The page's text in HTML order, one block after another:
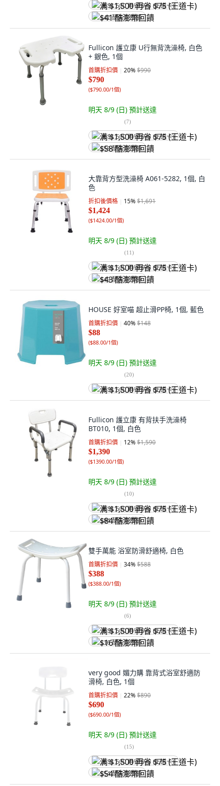
满 $1,500 再省 $75 (王道卡)
$41 酷澎幣回饋
Fullicon 護立康 U行無背洗澡椅, 白色
+ 銀色, 1個
首購折扣價 20%$990
$790
($790.00/1個)
明天 8/9 (日) 預計送達
(7)
满 $1,500 再省 $75 (王道卡)
$58 酷澎幣回饋
大靠背方型洗澡椅 A061-5282, 1個, 白
色
折扣後價格 15%$1,691
$1,424
($1424.00/1個)
明天 8/9 (日) 預計送達
(11)
满 $1,500 再省 $75 (王道卡)
$43 酷澎幣回饋
HOUSE 好室喵 超止滑PP椅, 1個, 藍色
首購折扣價 40%$148
$88
($88.00/1個)
明天 8/9 (日) 預計送達
(20)
满 $1,500 再省 $75 (王道卡)
Fullicon 護立康 有背扶手洗澡椅
BT010, 1個, 白色
首購折扣價 12%$1,590
$1,390
($1390.00/1個)
明天 8/9 (日) 預計送達
(10)
满 $1,500 再省 $75 (王道卡)
$84 酷澎幣回饋
雙手萬能 浴室防滑舒適椅, 白色
首購折扣價 34%$588
$388
($388.00/1個)
明天 8/9 (日) 預計送達
(6)
满 $1,500 再省 $75 (王道卡)
$16 酷澎幣回饋
very good 媚力購 靠背式浴室舒適防
滑椅, 白色, 1個
首購折扣價 22%$890
$690
($690.00/1個)
明天 8/9 (日) 預計送達
(15)
满 $1,500 再省 $75 (王道卡)
$54 酷澎幣回饋